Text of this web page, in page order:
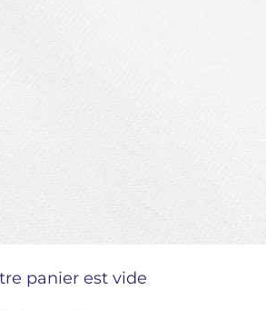
panier est vide